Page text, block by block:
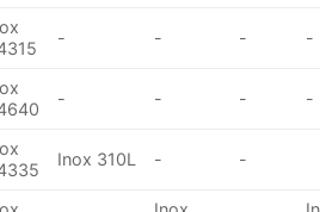
- - - -
- - - -
Inox 310L - -